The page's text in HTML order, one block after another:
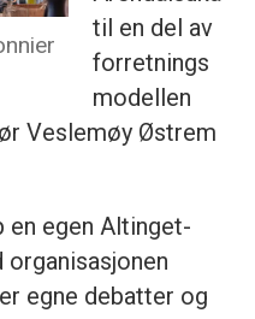
til en del av
forretnings
modellen
Veslemøy Østrem
en egen Altinget-
egne debatter og